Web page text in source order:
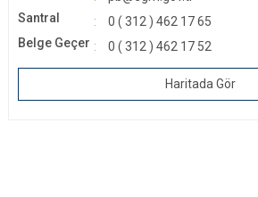
Santral
0 ( 312 ) 462 17 65
Belge Geçer
0 ( 312 ) 462 17 52
Haritada Gör